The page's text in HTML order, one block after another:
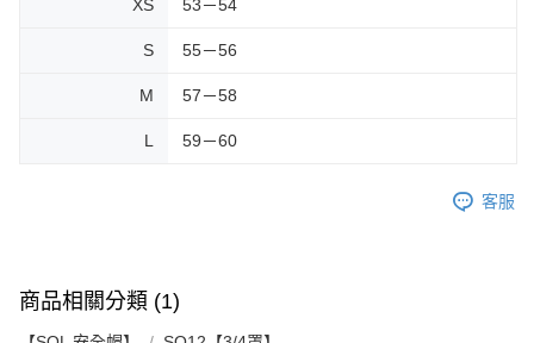
XS 53－54
S 55－56
M 57－58
L 59－60
客服
商品相關分類 (1)